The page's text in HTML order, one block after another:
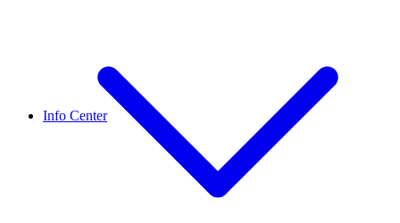
Info Center